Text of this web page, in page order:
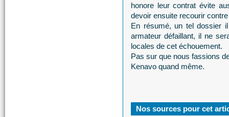
honore leur contrat évite
devoir ensuite recourir
En résumé, un tel dossier
armateur défaillant, il ne
locales de cet échouement.
Pas sur que nous fassions
Kenavo quand même.
Nos sources pour cet